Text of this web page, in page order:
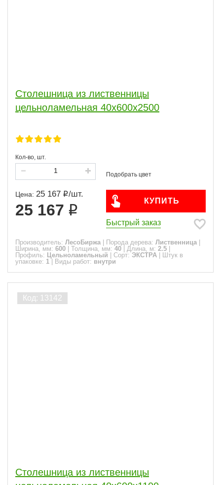
Столешница из лиственницы
цельноламельная 40х600х2500
Кол-во, шт.
Цена: 25 167 /шт.
25 167
КУПИТЬ
Быстрый заказ
Производитель: ЛесоБиржа Порода дерева: Лиственница
Ширина, мм: 600 Толщина, мм: 40 Длина, м: 2.5
Профиль: Цельноламельный Сорт: ЭКСТРА
Штук в
упаковке: 1 Виды работ: внутри
Столешница из лиственницы